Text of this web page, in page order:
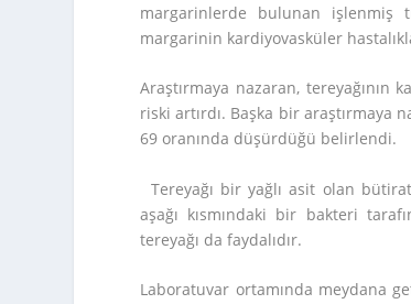
margarinlerde bulunan işlenmiş
margarinin kardiyovasküler
Araştırmaya nazaran,
riski artırdı. Başka bir araştırmaya
69 oranında düşürdüğü belirlendi.
Tereyağı bir yağlı asit olan
aşağı kısmındaki bir bakteri
tereyağı da faydalıdır.
Laboratuvar ortamında meydana